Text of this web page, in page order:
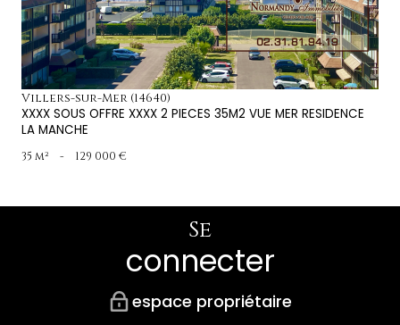
Villers-sur-Mer (14640)
XXXX SOUS OFFRE XXXX 2 PIECES 35M2 VUE MER RESIDENCE
LA MANCHE
35 m² - 129 000 €
Se
connecter
espace propriétaire